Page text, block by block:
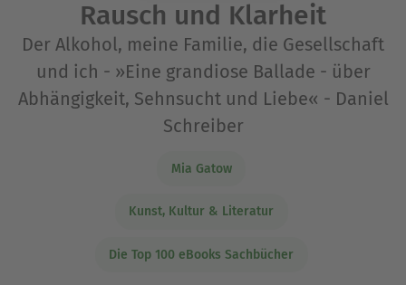
Rausch und Klarheit
Der Alkohol, meine Familie, die Gesellschaft
und ich - »Eine grandiose Ballade - über
Abhängigkeit, Sehnsucht und Liebe« - Daniel
Schreiber
Mia Gatow
Kunst, Kultur & Literatur
Die Top 100 eBooks Sachbücher